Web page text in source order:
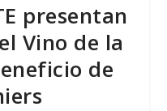
presentan
Vino de la
de